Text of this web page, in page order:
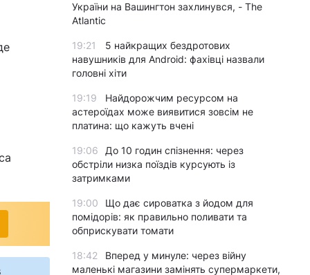
України на Вашингтон захлинувся, - The
Atlantic
19:21
5 найкращих бездротових
навушників для Android: фахівці назвали
головні хіти
19:19
Найдорожчим ресурсом на
астероїдах може виявитися зовсім не
платина: що кажуть вчені
19:06
До 10 годин спізнення: через
обстріли низка поїздів курсують із
затримками
19:00
Що дає сироватка з йодом для
помідорів: як правильно поливати та
обприскувати томати
18:42
Вперед у минуле: через війну
маленькі магазини замінять супермаркети,